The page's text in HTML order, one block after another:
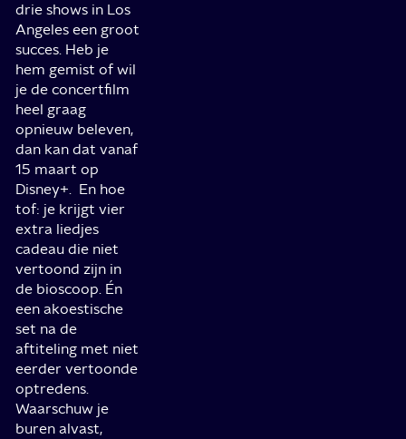
drie shows in Los
Angeles een groot
succes. Heb je
hem gemist of wil
je de concertfilm
heel graag
opnieuw beleven,
dan kan dat vanaf
15 maart op
Disney+. En hoe
tof: je krijgt vier
extra liedjes
cadeau die niet
vertoond zijn in
de bioscoop. Én
een akoestische
set na de
aftiteling met niet
eerder vertoonde
optredens.
Waarschuw je
buren alvast,